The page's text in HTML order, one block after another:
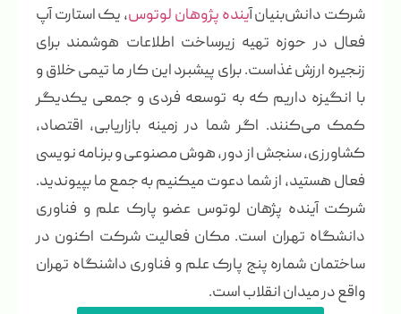
شرکت دانش‌بنیان آینده پژوهان لوتوس، یک استارت آپ
فعال در حوزه تهیه زیرساخت اطلاعات هوشمند برای
زنجیره ارزش غذاست. برای پیشبرد این کار ما تیمی خلاق و
با انگیزه داریم که به توسعه فردی و جمعی یکدیگر
کمک می‌کنند. اگر شما در زمینه بازاریابی، اقتصاد،
کشاورزی، سنجش از دور، هوش مصنوعی و برنامه نویسی
فعال هستید، از شما دعوت میکنیم به جمع ما بپیوندید.
شرکت آینده پژهان لوتوس عضو پارک علم و فناوری
دانشگاه تهران است. مکان فعالیت شرکت اکنون در
ساختمان شماره پنج پارک علم و فناوری داشنگاه تهران
واقع در میدان انقلاب است.